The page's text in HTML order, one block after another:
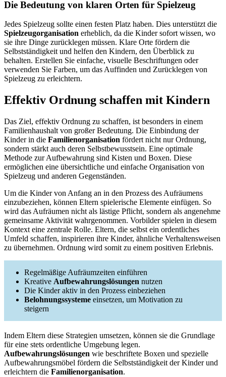
Die Bedeutung von klaren Orten für Spielzeug
Jedes Spielzeug sollte einen festen Platz haben. Dies unterstützt die
Spielzeugorganisation erheblich, da die Kinder sofort wissen, wo
sie ihre Dinge zurücklegen müssen. Klare Orte fördern die
Selbstständigkeit und helfen den Kindern, den Überblick zu
behalten. Erstellen Sie einfache, visuelle Beschriftungen oder
verwenden Sie Farben, um das Auffinden und Zurücklegen von
Spielzeug zu erleichtern.
Effektiv Ordnung schaffen mit Kindern
Das Ziel, effektiv Ordnung zu schaffen, ist besonders in einem
Familienhaushalt von großer Bedeutung. Die Einbindung der
Kinder in die Familienorganisation fördert nicht nur Ordnung,
sondern stärkt auch deren Selbstbewusstsein. Eine optimale
Methode zur Aufbewahrung sind Kisten und Boxen. Diese
ermöglichen eine übersichtliche und einfache Organisation von
Spielzeug und anderen Gegenständen.
Um die Kinder von Anfang an in den Prozess des Aufräumens
einzubeziehen, können Eltern spielerische Elemente einfügen. So
wird das Aufräumen nicht als lästige Pflicht, sondern als angenehme
gemeinsame Aktivität wahrgenommen. Vorbilder spielen in diesem
Kontext eine zentrale Rolle. Eltern, die selbst ein ordentliches
Umfeld schaffen, inspirieren ihre Kinder, ähnliche Verhaltensweisen
zu übernehmen. Ordnung wird somit zu einem positiven Erlebnis.
Regelmäßige Aufräumzeiten einführen
Kreative Aufbewahrungslösungen nutzen
Die Kinder aktiv in den Prozess einbeziehen
Belohnungssysteme einsetzen, um Motivation zu
steigern
Indem Eltern diese Strategien umsetzen, können sie die Grundlage
für eine stets ordentliche Umgebung legen.
Aufbewahrungslösungen wie beschriftete Boxen und spezielle
Aufbewahrungsmöbel fördern die Selbstständigkeit der Kinder und
erleichtern die Familienorganisation.